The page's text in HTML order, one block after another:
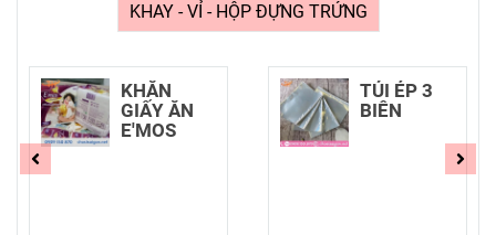
KHAY - VỈ - HỘP ĐỰNG TRỨNG
KHĂN
GIẤY ĂN
E'MOS
TÚI ÉP 3
BIÊN